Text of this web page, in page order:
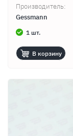
Производитель:
Gessmann
1 шт.
В корзину